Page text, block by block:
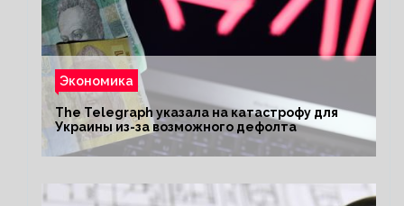
Экономика
The Telegraph указала на катастрофу для
Украины из-за возможного дефолта